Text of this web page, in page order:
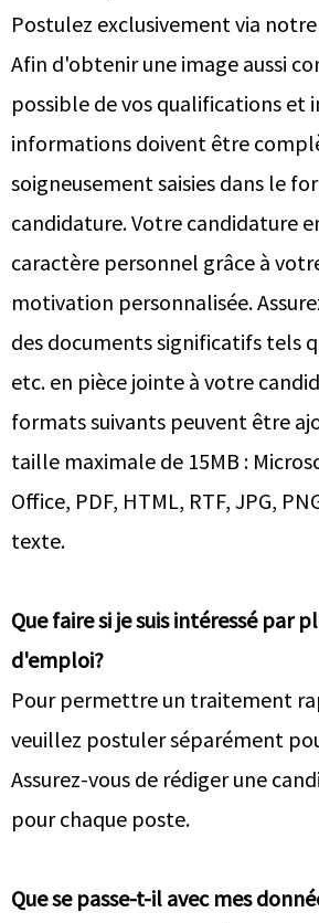
Postulez exclusivement via
Afin d'obtenir une image aussi
possible de vos qualifications et
informations doivent être
soigneusement saisies dans le
candidature. Votre candidature
caractère personnel grâce à
motivation personnalisée.
des documents significatifs tels
etc. en pièce jointe à votre
formats suivants peuvent être
taille maximale de 15MB :
Office, PDF, HTML, RTF, JPG,
texte.
Que faire si je suis intéressé par
d'emploi?
Pour permettre un traitement
veuillez postuler séparément
Assurez-vous de rédiger une
pour chaque poste.
Que se passe-t-il avec mes